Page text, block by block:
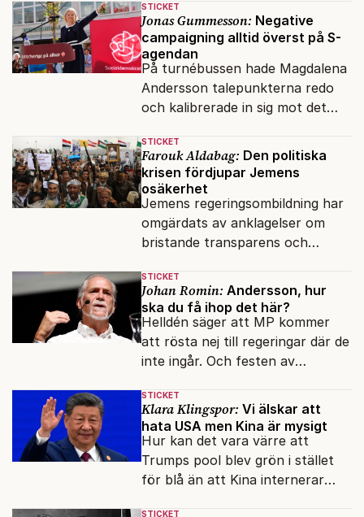
och förföljelse.
STICKET
Jonas Gummesson: Negative
campaigning alltid överst på S-
agendan
På turnébussen hade Magdalena
Andersson talepunkterna redo
och kalibrerade in sig mot det
robot.
STICKET
Farouk Aldabag: Den politiska
krisen fördjupar Jemens
osäkerhet
Jemens regeringsombildning har
omgärdats av anklagelser om
bristande transparens och
internationella biståndsmedel.
STICKET
Johan Romin: Andersson, hur
ska du få ihop det här?
Helldén säger att MP kommer
att rösta nej till regeringar där de
inte ingår. Och festen av
betalas med lån.
STICKET
Klara Klingspor: Vi älskar att
hata USA men Kina är mysigt
Hur kan det vara värre att
Trumps pool blev grön i stället
för blå än att Kina internerar
STICKET